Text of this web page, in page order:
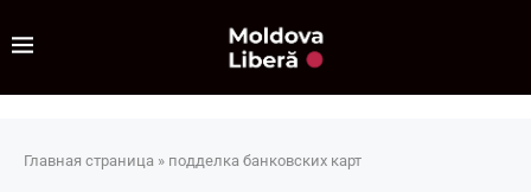
Главная страница » подделка банковских карт